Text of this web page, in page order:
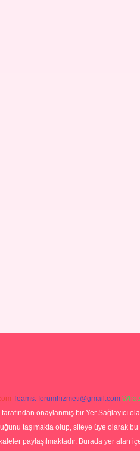
Teams: forumhizmeti@gmail.com
onaylanmış bir Yer
taşımakta olup, siteye üye olarak
paylaşılmaktadır. Burada yer